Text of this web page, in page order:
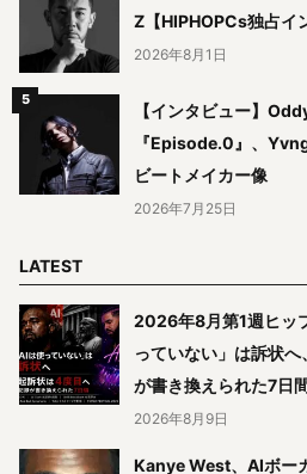
Z【HIPHOPCs独占イ
2026年8月1日
【インタビュー】
『Episode.0』、
ビートメイカー像
2026年7月25日
LATEST
2026年8月第1週ヒッ
っていない」は訴状
が書き換えられた7日
2026年8月9日
Kanye West、AIボー